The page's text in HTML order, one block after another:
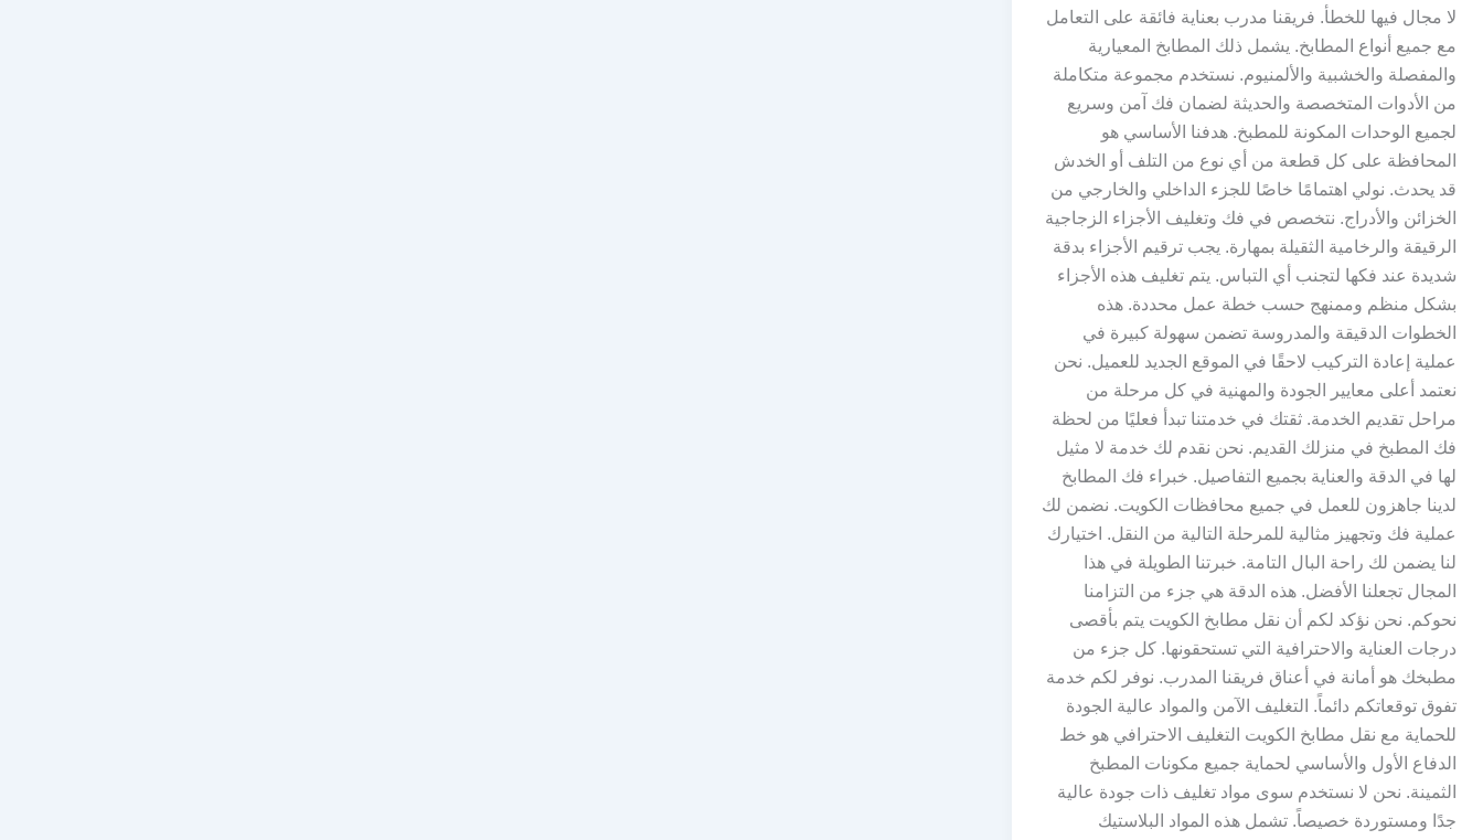
لا مجال فيها للخطأ. فريقنا مدرب بعناية فائقة على التعامل
مع جميع أنواع المطابخ. يشمل ذلك المطابخ المعيارية
والمفصلة والخشبية والألمنيوم. نستخدم مجموعة متكاملة
من الأدوات المتخصصة والحديثة لضمان فك آمن وسريع
لجميع الوحدات المكونة للمطبخ. هدفنا الأساسي هو
المحافظة على كل قطعة من أي نوع من التلف أو الخدش
قد يحدث. نولي اهتمامًا خاصًا للجزء الداخلي والخارجي من
الخزائن والأدراج. نتخصص في فك وتغليف الأجزاء الزجاجية
الرقيقة والرخامية الثقيلة بمهارة. يجب ترقيم الأجزاء بدقة
شديدة عند فكها لتجنب أي التباس. يتم تغليف هذه الأجزاء
بشكل منظم وممنهج حسب خطة عمل محددة. هذه
الخطوات الدقيقة والمدروسة تضمن سهولة كبيرة في
عملية إعادة التركيب لاحقًا في الموقع الجديد للعميل. نحن
نعتمد أعلى معايير الجودة والمهنية في كل مرحلة من
مراحل تقديم الخدمة. ثقتك في خدمتنا تبدأ فعليًا من لحظة
فك المطبخ في منزلك القديم. نحن نقدم لك خدمة لا مثيل
لها في الدقة والعناية بجميع التفاصيل. خبراء فك المطابخ
لدينا جاهزون للعمل في جميع محافظات الكويت. نضمن لك
عملية فك وتجهيز مثالية للمرحلة التالية من النقل. اختيارك
لنا يضمن لك راحة البال التامة. خبرتنا الطويلة في هذا
المجال تجعلنا الأفضل. هذه الدقة هي جزء من التزامنا
نحوكم. نحن نؤكد لكم أن نقل مطابخ الكويت يتم بأقصى
درجات العناية والاحترافية التي تستحقونها. كل جزء من
مطبخك هو أمانة في أعناق فريقنا المدرب. نوفر لكم خدمة
تفوق توقعاتكم دائماً. التغليف الآمن والمواد عالية الجودة
للحماية مع نقل مطابخ الكويت التغليف الاحترافي هو خط
الدفاع الأول والأساسي لحماية جميع مكونات المطبخ
الثمينة. نحن لا نستخدم سوى مواد تغليف ذات جودة عالية
جدًا ومستوردة خصيصاً. تشمل هذه المواد البلاستيك